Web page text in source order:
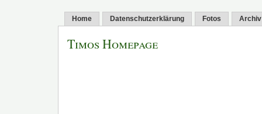
Home Datenschutzerklärung Fotos Archiv
Timos Homepage